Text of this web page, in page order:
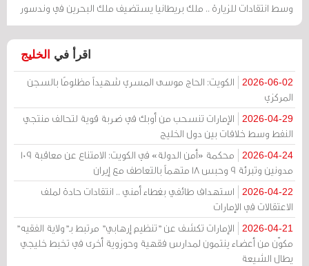
وسط انتقادات للزيارة .. ملك بريطانيا يستضيف ملك البحرين في وندسور
اقرأ في الخليج
2026-06-02
الكويت: الحاج موسى المسري شهيداً مظلومًا بالسجن
المركزي
2026-04-29
الإمارات تنسحب من أوبك في ضربة قوية لتحالف منتجي
النفط وسط خلافات بين دول الخليج
2026-04-24
محكمة «أمن الدولة» في الكويت: الامتناع عن معاقبة 109
مدونين وتبرئة 9 وحبس 18 متهماً بالتعاطف مع إيران
2026-04-22
استهداف طائفي بغطاء أمني .. انتقادات حادة لملف
الاعتقالات في الإمارات
2026-04-21
الإمارات تكشف عن "تنظيم إرهابي" مرتبط بـ"ولاية الفقيه"
مكوّن من أعضاء ينتمون لمدارس فقهية وحوزوية أخرى في تخبط خليجي
يطال الشيعة